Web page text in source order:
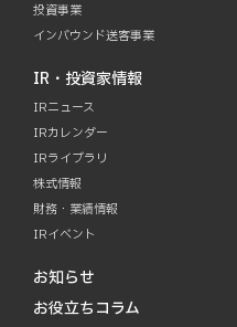
投資事業
インバウンド送客事業
IR・投資家情報
IRニュース
IRカレンダー
IRライブラリ
株式情報
財務・業績情報
IRイベント
お知らせ
お役立ちコラム